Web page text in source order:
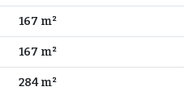
167 m²
167 m²
284 m²